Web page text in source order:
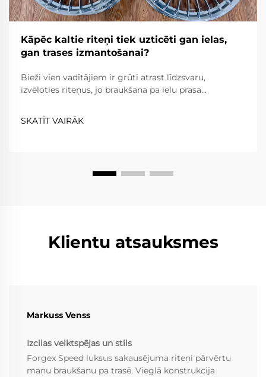
Kāpēc kaltie riteņi tiek uzticēti gan ielas,
gan trases izmantošanai?
Bieži vien vadītājiem ir grūti atrast līdzsvaru,
izvēloties riteņus, jo braukšana pa ielu prasa
savukārt braukšana pa trasi prasa ārkārtēju vieglumu,
izturību un precizitāti. Kaltie riteņi...
SKATĪT VAIRĀK
Klientu atsauksmes
Markuss Venss
Izcilas veiktspējas un stils
Forgex Speed luksus sakausējuma riteņi pārvērtu
manu braukšanu pa trasē. Vieglā konstrukcija